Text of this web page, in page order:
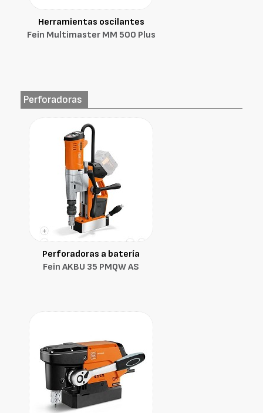
Herramientas oscilantes
Fein Multimaster MM 500 Plus
Perforadoras
Perforadoras a batería
Fein AKBU 35 PMQW AS